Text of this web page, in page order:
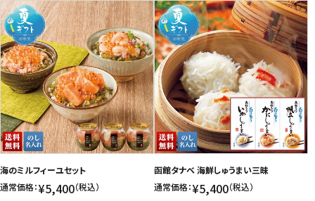
海のミルフィーユセット
通常価格：¥5,400（税込）
函館タナベ 海鮮しゅうまい三昧
通常価格：¥5,400（税込）